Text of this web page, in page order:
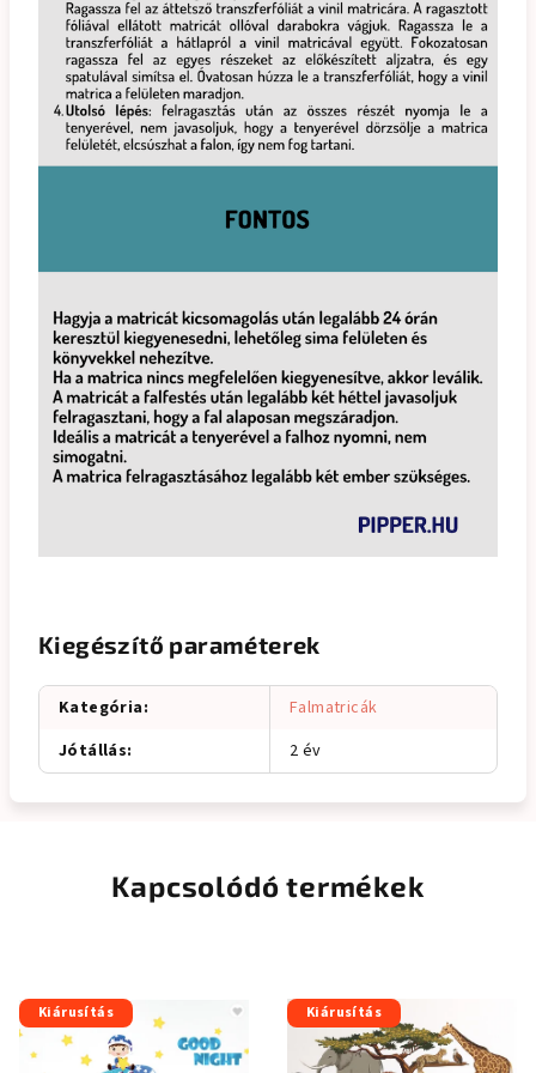
Kiegészítő paraméterek
Kategória:
Falmatricák
Jótállás: 2 év
Kapcsolódó termékek
Kiárusítás Kiárusítás